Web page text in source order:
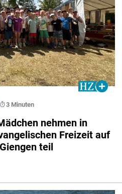
nehmen in
Freizeit auf
teil
3 Minuten